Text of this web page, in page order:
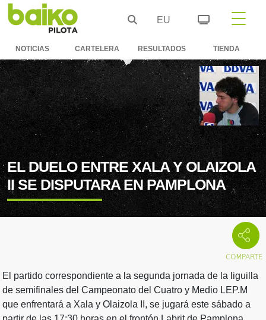
EU
NOTICIAS CARTELERA RESULTADOS TIENDA
EL DUELO ENTRE XALA Y OLAIZOLA
II SE DISPUTARA EN PAMPLONA
El partido correspondiente a la segunda jornada de la liguilla
de semifinales del Campeonato del Cuatro y Medio LEP.M
que enfrentará a Xala y Olaizola II, se jugará este sábado a